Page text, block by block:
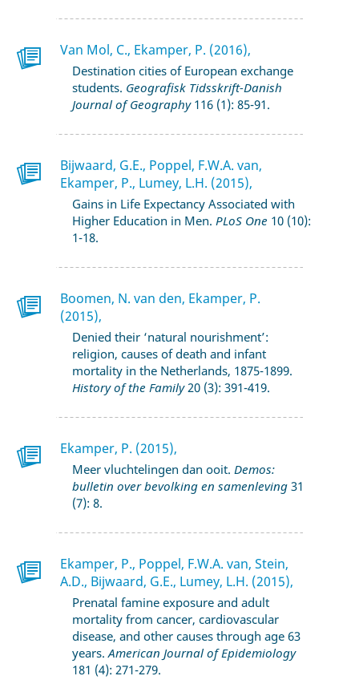
Van Mol, C., Ekamper, P. (2016),
Destination cities of European exchange
students. Geografisk Tidsskrift-Danish
Journal of Geography116 (1): 85-91.
Bijwaard, G.E., Poppel, F.W.A. van,
Ekamper, P., Lumey, L.H. (2015),
Gains in Life Expectancy Associated with
Higher Education in Men. PLoS One 10 (10):
1-18.
Boomen, N. van den, Ekamper, P.
(2015),
Denied their ‘natural nourishment’:
religion, causes of death and infant
mortality in the Netherlands, 1875-1899.
History of the Family20 (3): 391-419.
Ekamper, P. (2015),
Meer vluchtelingen dan ooit. Demos:
bulletin over bevolking en samenleving 31
(7): 8.
Ekamper, P., Poppel, F.W.A. van, Stein,
A.D., Bijwaard, G.E., Lumey, L.H. (2015),
Prenatal famine exposure and adult
mortality from cancer, cardiovascular
disease, and other causes through age 63
years. American Journal of Epidemiology
181 (4): 271-279.